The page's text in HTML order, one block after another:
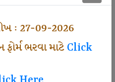
: 27-09-2026
ભરવા માટેClick
Subscription